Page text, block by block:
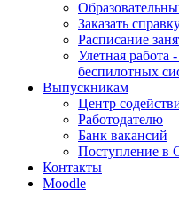
Заказать
Расписание
Улетная работа
беспилотных
Выпускникам
Центр
Работодателю
Банк вакансий
Поступление
Контакты
Moodle